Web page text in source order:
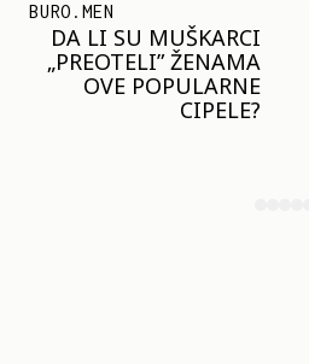
TRENDOVI
KLJUČNI TREND LETA:
MARGO ROBI I HEJLI
BIBER NOSE ISTI
MODNI DETALJ